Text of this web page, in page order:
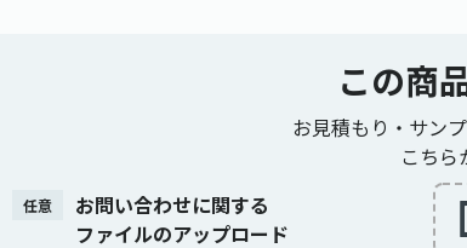
この商
お見積もり・サン
こちら
任意
お問い合わせに関する
ファイルのアップロード